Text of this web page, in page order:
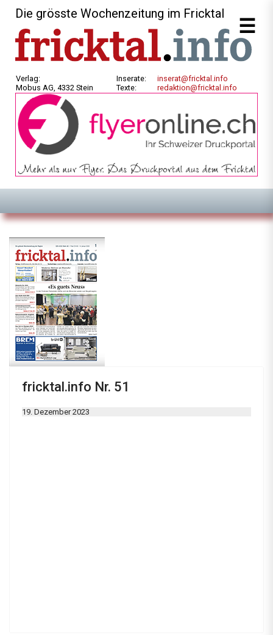
Die grösste Wochenzeitung im Fricktal
Verlag:
Mobus AG, 4332 Stein
Inserate:
Texte:
inserat@fricktal.info
redaktion@fricktal.info
fricktal.info Nr. 51
19. Dezember 2023